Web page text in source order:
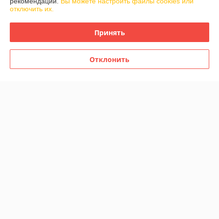
График работы
Политика обработки cookies
отключить их.
Принять
Отклонить